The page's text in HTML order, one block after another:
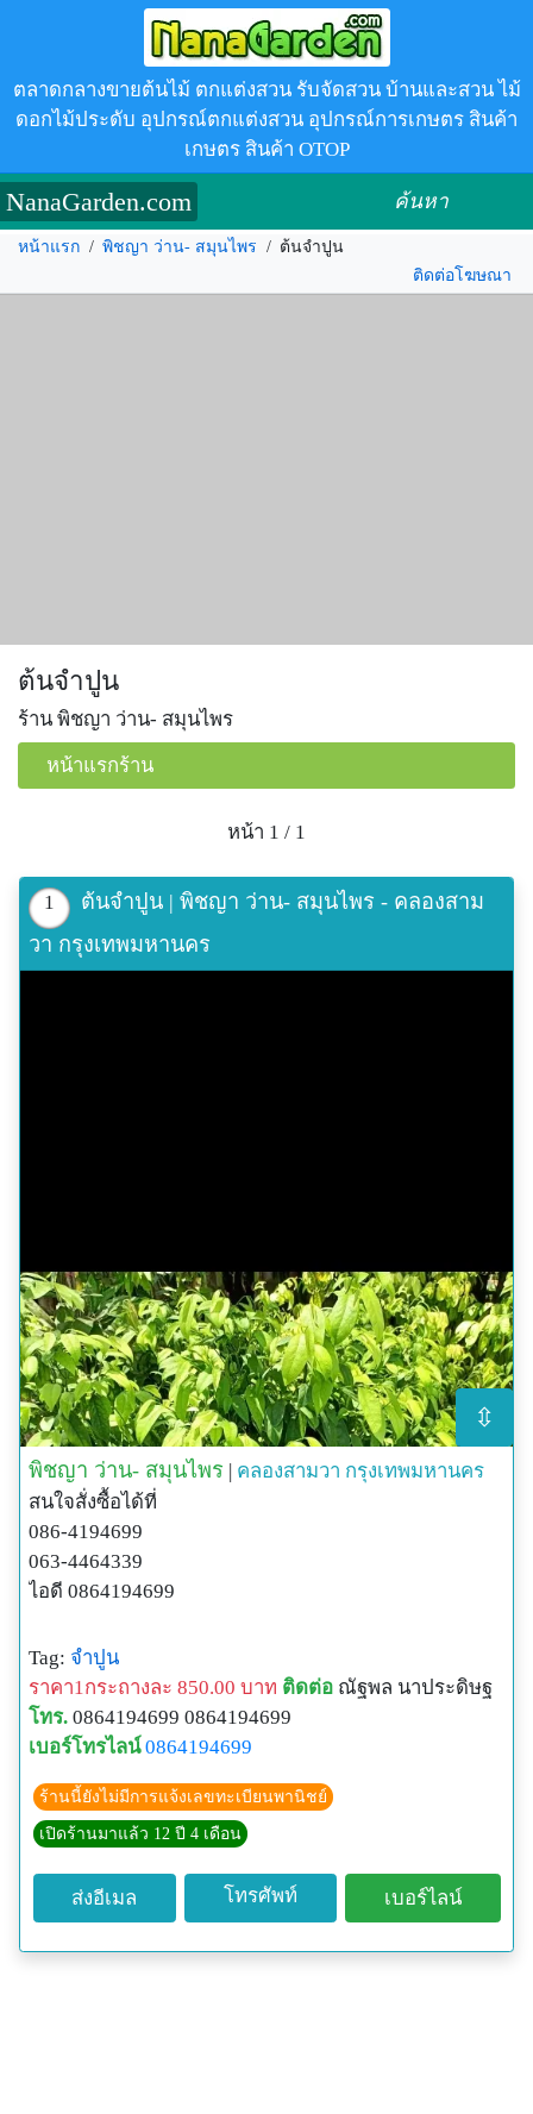
ตลาดกลางขายต้นไม้ ตกแต่งสวน รับจัดสวน บ้านและสวน ไม้
ดอกไม้ประดับ อุปกรณ์ตกแต่งสวน อุปกรณ์การเกษตร สินค้า
เกษตร สินค้า OTOP
NanaGarden.com ค้นหา
หน้าแรก / พิชญา ว่าน- สมุนไพร / ต้นจำปูน
ติดต่อโฆษณา
ต้นจำปูน
ร้าน พิชญา ว่าน- สมุนไพร
หน้าแรกร้าน
หน้า 1 / 1
1
ต้นจำปูน | พิชญา ว่าน- สมุนไพร - คลองสาม
วา กรุงเทพมหานคร
⇳
พิชญา ว่าน- สมุนไพร | คลองสามวา กรุงเทพมหานคร
สนใจสั่งซื้อได้ที่
086-4194699
063-4464339
ไอดี 0864194699
Tag: จำปูน
ราคา1กระถางละ 850.00 บาท ติดต่อ ณัฐพล นาประดิษฐ
โทร. 0864194699 0864194699
เบอร์โทรไลน์ 0864194699
ร้านนี้ยังไม่มีการแจ้งเลขทะเบียนพานิชย์
เปิดร้านมาแล้ว 12 ปี 4 เดือน
ส่งอีเมล โทรศัพท์ เบอร์ไลน์